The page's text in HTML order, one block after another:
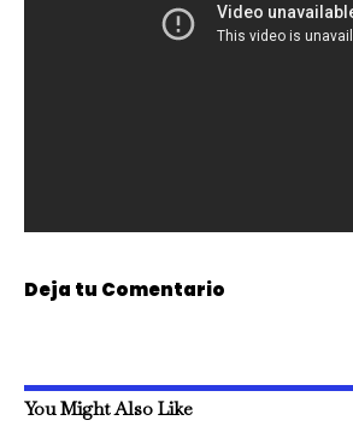
Deja tu Comentario
You Might Also Like